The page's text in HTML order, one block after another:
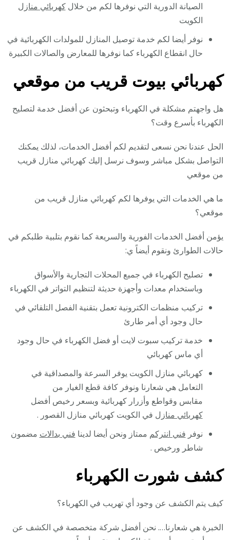
الصيانة الدورية التي نوفرها لكم من خلالكهربائي منازل
الكويت
نوفر أيضا لكم خدمة توصيل المنازل للمولدات الكهربائية في
حال انقطاع الكهرباء كما نوفرها للمعارض والصالات الكبيرة
كهربائي بيوت قريب من موقعي
هل واجهتم مشكلة في الكهرباء وتبحثون عن أفضل خدمة لتصليح
الكهرباء بأسرع وقت؟
الحل عندنا نحن نسعى لتقديم لكم أفضل الخدمات، لذلك يمكنك
التواصل بشكل مباشر وسوف نرسل إليك كهربائي منازل قريب
من موقعي
ما هي الخدمات التي يوفرها لكم كهربائي منازل قريب من
موقعي؟
يؤمن أفضل الخدمات الفورية والسريعة كما نقوم بتلبية طلبكم في
حالات الطوارئ ونقوم أيضاً ي:
تصليح الكهرباء في جميع المحلات التجارية والأسواق
وباستخدام معدات وأجهزة حديثة لتنظيم التواتر في الكهرباء
تركيب منظمات الكترونية تعمل بتقنية الفصل التلقائي في
حال وجود أي أمر طارئ
خدمة تركيب سبوت لايت أو فضل الكهرباء في حال وجود
أي ماس كهربائي
كهربائي منازل الكويت يوفر السرعة والمصداقية في
التعامل هي شعارنا ونوفر كافة قطع الغيار من
مقابس وقواطع وأزرار كهربائية وبسعر رخيص أفضل
كهربائي منازل في الكويت كهربائي منازل القصور .
نوفر فني انتركم ممتاز ونحن أيضا لدينا فني بدالات مضمون
شاطر ورخيص .
كشف شورت الكهرباء
كيف يتم الكشف عن وجود أي تهريب في الكهرباء؟
الخبرة هي شعارنا…. نحن أفضل شركة متخصصة في الكشف عن